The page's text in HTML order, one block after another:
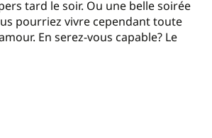
tard le soir. Ou une belle soirée
pourriez vivre cependant toute
En serez-vous capable? Le